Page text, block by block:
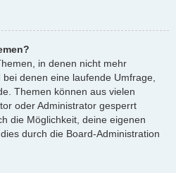
in denen nicht mehr
denen eine laufende Umfrage,
Themen können aus vielen
oder Administrator gesperrt
die Möglichkeit, deine eigenen
durch die Board-Administration